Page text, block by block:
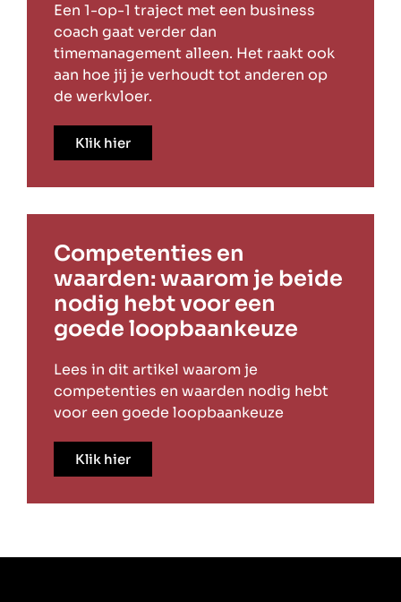
Een 1-op-1 traject met een business
coach gaat verder dan
timemanagement alleen. Het raakt ook
aan hoe jij je verhoudt tot anderen op
de werkvloer.
Klik hier
Competenties en
waarden: waarom je beide
nodig hebt voor een
goede loopbaankeuze
Lees in dit artikel waarom je
competenties en waarden nodig hebt
voor een goede loopbaankeuze
Klik hier